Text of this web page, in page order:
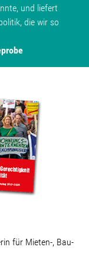
und liefert
die wir so
für Mieten-, Bau-